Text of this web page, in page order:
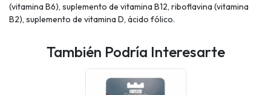
(vitamina B6), suplemento de vitamina B12, riboflavina (vitamina
B2), suplemento de vitamina D, ácido fólico.
También Podría Interesarte